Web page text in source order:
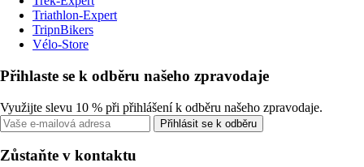
Triathlon-Expert
TripnBikers
Vélo-Store
Přihlaste se k odběru našeho zpravodaje
Využijte slevu 10 % při přihlášení k odběru našeho zpravodaje.
Přihlásit se k odběru
Zůstaňte v kontaktu